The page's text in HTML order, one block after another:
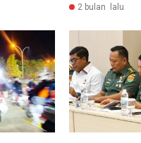
2 bulan lalu